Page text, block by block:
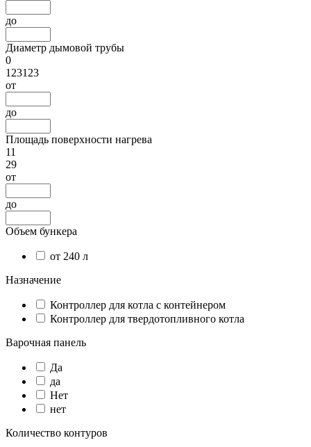
до
Диаметр дымовой трубы
0
123123
от
до
Площадь поверхности нагрева
11
29
от
до
Объем бункера
от 240 л
Назначение
Контроллер для котла с контейнером
Контроллер для твердотопливного котла
Варочная панель
Да
да
Нет
нет
Количество контуров